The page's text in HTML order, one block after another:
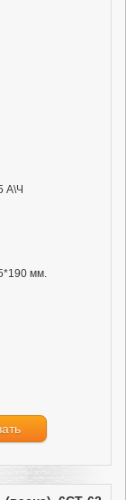
А\Ч
мм.